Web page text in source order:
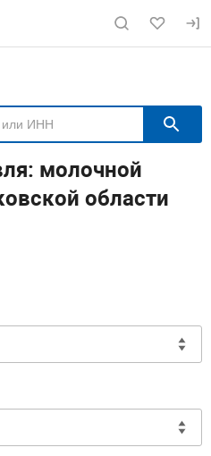
сайту milknet.ru
молочной
области